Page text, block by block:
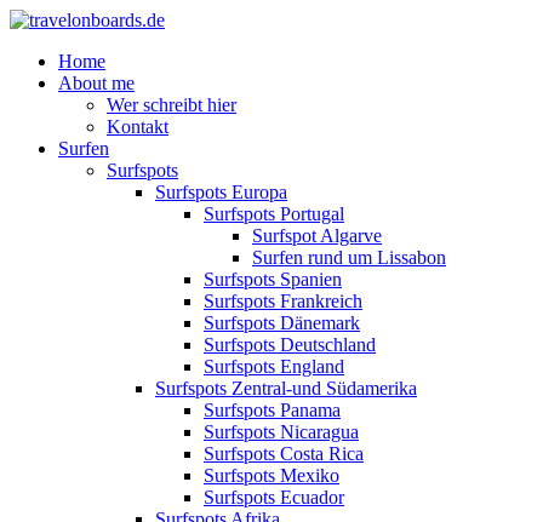
Home
About me
Wer schreibt hier
Kontakt
Surfen
Surfspots
Surfspots Europa
Surfspots Portugal
Surfspot Algarve
Surfen rund um Lissabon
Surfspots Spanien
Surfspots Frankreich
Surfspots Dänemark
Surfspots Deutschland
Surfspots England
Surfspots Zentral-und Südamerika
Surfspots Panama
Surfspots Nicaragua
Surfspots Costa Rica
Surfspots Mexiko
Surfspots Ecuador